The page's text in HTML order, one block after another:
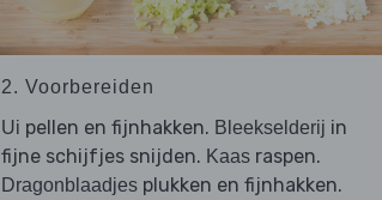
2. Voorbereiden
Ui pellen en fijnhakken. Bleekselderij in
fijne schijfjes snijden. Kaasraspen.
Dragonblaadjesplukken en fijnhakken.